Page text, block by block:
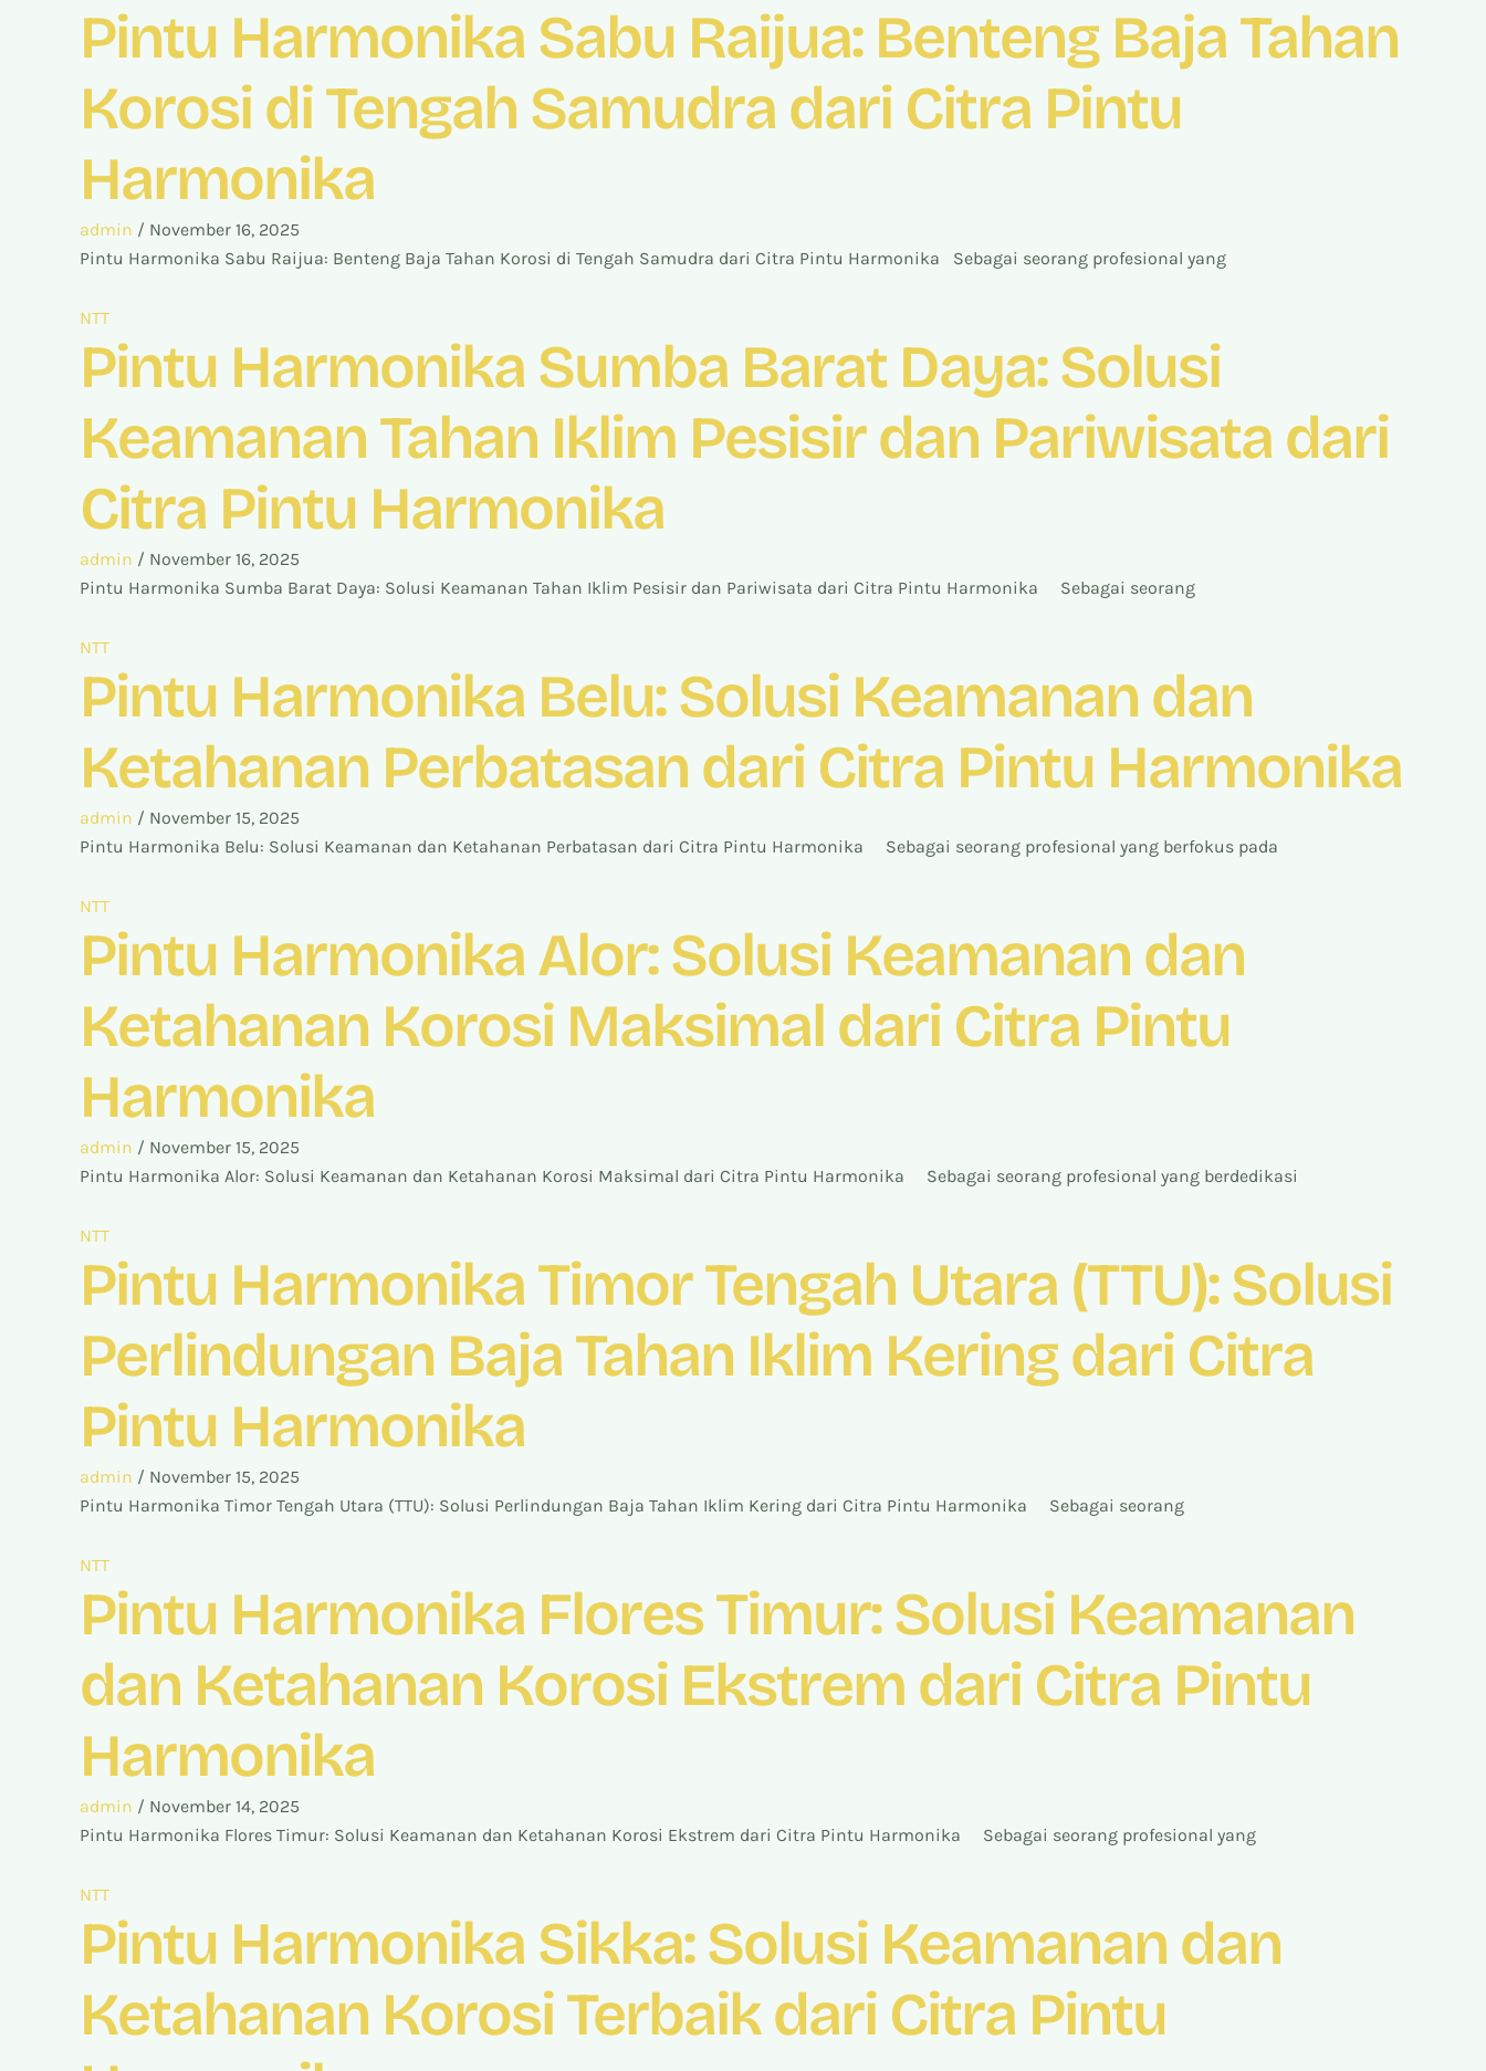
Pintu Harmonika Sabu Raijua: Benteng Baja Tahan
Korosi di Tengah Samudra dari Citra Pintu
Harmonika
admin / November 16, 2025
Pintu Harmonika Sabu Raijua: Benteng Baja Tahan Korosi di Tengah Samudra dari Citra Pintu Harmonika Sebagai seorang profesional yang
NTT
Pintu Harmonika Sumba Barat Daya: Solusi
Keamanan Tahan Iklim Pesisir dan Pariwisata dari
Citra Pintu Harmonika
admin / November 16, 2025
Pintu Harmonika Sumba Barat Daya: Solusi Keamanan Tahan Iklim Pesisir dan Pariwisata dari Citra Pintu Harmonika Sebagai seorang
NTT
Pintu Harmonika Belu: Solusi Keamanan dan
Ketahanan Perbatasan dari Citra Pintu Harmonika
admin / November 15, 2025
Pintu Harmonika Belu: Solusi Keamanan dan Ketahanan Perbatasan dari Citra Pintu Harmonika Sebagai seorang profesional yang berfokus pada
NTT
Pintu Harmonika Alor: Solusi Keamanan dan
Ketahanan Korosi Maksimal dari Citra Pintu
Harmonika
admin / November 15, 2025
Pintu Harmonika Alor: Solusi Keamanan dan Ketahanan Korosi Maksimal dari Citra Pintu Harmonika Sebagai seorang profesional yang berdedikasi
NTT
Pintu Harmonika Timor Tengah Utara (TTU): Solusi
Perlindungan Baja Tahan Iklim Kering dari Citra
Pintu Harmonika
admin / November 15, 2025
Pintu Harmonika Timor Tengah Utara (TTU): Solusi Perlindungan Baja Tahan Iklim Kering dari Citra Pintu Harmonika Sebagai seorang
NTT
Pintu Harmonika Flores Timur: Solusi Keamanan
dan Ketahanan Korosi Ekstrem dari Citra Pintu
Harmonika
admin / November 14, 2025
Pintu Harmonika Flores Timur: Solusi Keamanan dan Ketahanan Korosi Ekstrem dari Citra Pintu Harmonika Sebagai seorang profesional yang
NTT
Pintu Harmonika Sikka: Solusi Keamanan dan
Ketahanan Korosi Terbaik dari Citra Pintu